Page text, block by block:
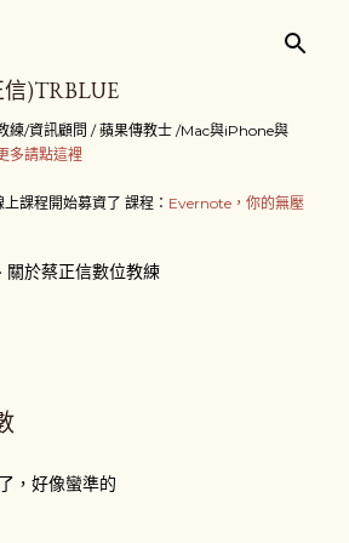
)TRBLUE
練/資訊顧問 / 蘋果傳教士 /Mac與iPhone與
多請點這裡
課程開始募資了 課程： Evernote，你的無壓
關於蔡正信數位教練
，好像蠻準的